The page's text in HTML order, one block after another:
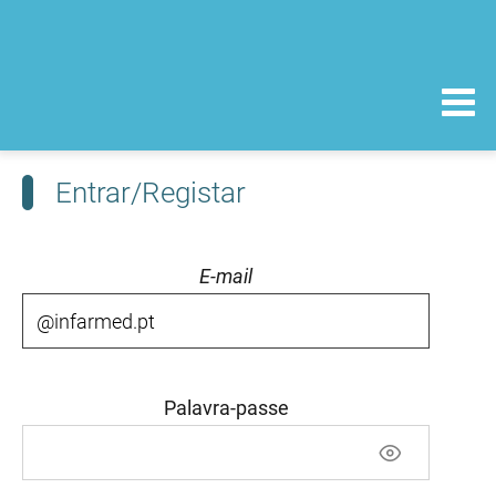
Entrar/Registar
E-mail
Palavra-passe